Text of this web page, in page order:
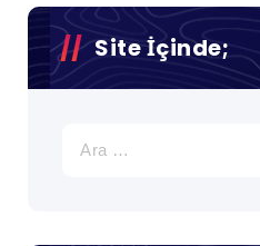
Site İçinde;